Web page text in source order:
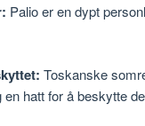
Palio er en dypt
Toskanske
hatt for å beskytte